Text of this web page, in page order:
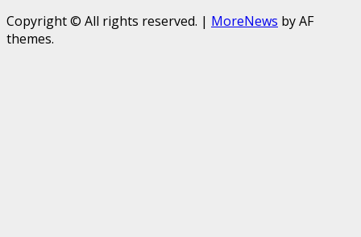
Copyright © All rights reserved. | MoreNews by AF
themes.